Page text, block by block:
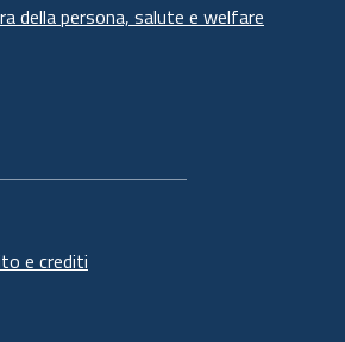
della persona, salute e welfare
e crediti